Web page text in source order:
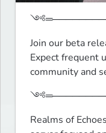
Join our beta
Expect frequent
community and
Realms of